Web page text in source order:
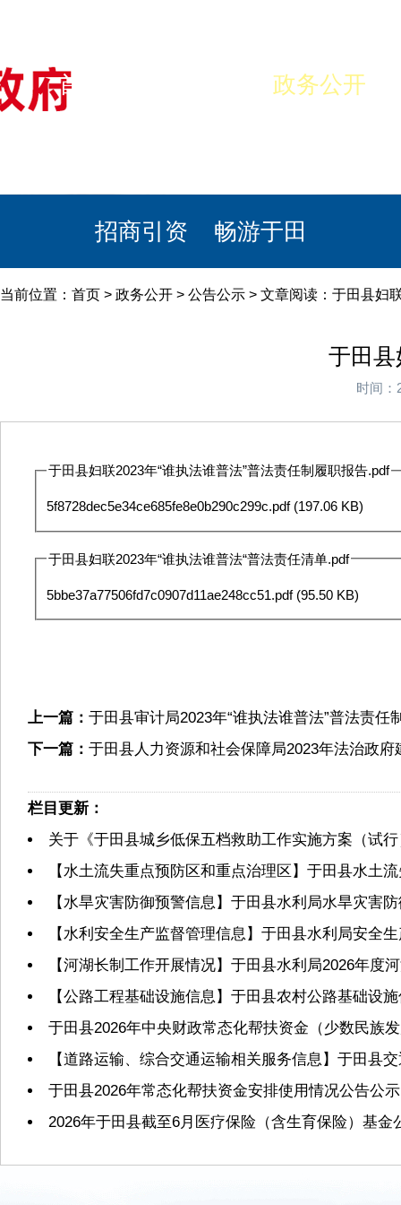
首页 政务公开
招商引资 畅游于田
当前位置： 首页 > 政务公开 > 公告公示 > 文章阅读：于田县妇
于田县
时间：
于田县妇联2023年“谁执法谁普法”普法责任制履职报告.pdf
5f8728dec5e34ce685fe8e0b290c299c.pdf(197.06 KB)
于田县妇联2023年“谁执法谁普法“普法责任清单.pdf
5bbe37a77506fd7c0907d11ae248cc51.pdf(95.50 KB)
上一篇： 于田县审计局2023年“谁执法谁普法”普法责
下一篇： 于田县人力资源和社会保障局2023年法治政府
栏目更新：
关于《于田县城乡低保五档救助工作实施方案（试
【水土流失重点预防区和重点治理区】于田县水土
【水旱灾害防御预警信息】于田县水利局水旱灾害
【水利安全生产监督管理信息】于田县水利局安全
【河湖长制工作开展情况】于田县水利局2026年度
【公路工程基础设施信息】于田县农村公路基础设
于田县2026年中央财政常态化帮扶资金（少数民族
【道路运输、综合交通运输相关服务信息】于田县
于田县2026年常态化帮扶资金安排使用情况公告公示
2026年于田县截至6月医疗保险（含生育保险）基金